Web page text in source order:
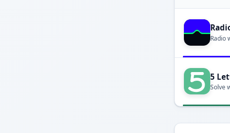
Radio
5
Solve